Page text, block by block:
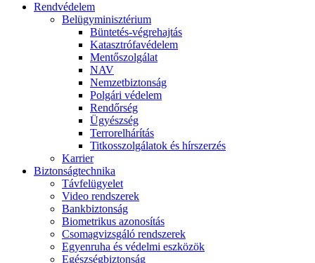
Rendvédelem
Belügyminisztérium
Büntetés-végrehajtás
Katasztrófavédelem
Mentőszolgálat
NAV
Nemzetbiztonság
Polgári védelem
Rendőrség
Ügyészség
Terrorelhárítás
Titkosszolgálatok és hírszerzés
Karrier
Biztonságtechnika
Távfelügyelet
Video rendszerek
Bankbiztonság
Biometrikus azonosítás
Csomagvizsgáló rendszerek
Egyenruha és védelmi eszközök
Egészségbiztonság